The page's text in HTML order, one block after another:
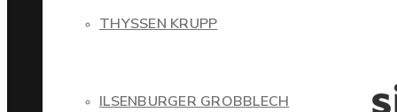
THYSSEN KRUPP
ILSENBURGER GROBBLECH